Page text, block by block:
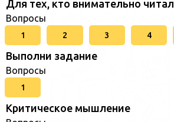
Для тех, кто внимательно читал
Вопросы
1 2 3 4
Выполни задание
Вопросы
1
Критическое мышление